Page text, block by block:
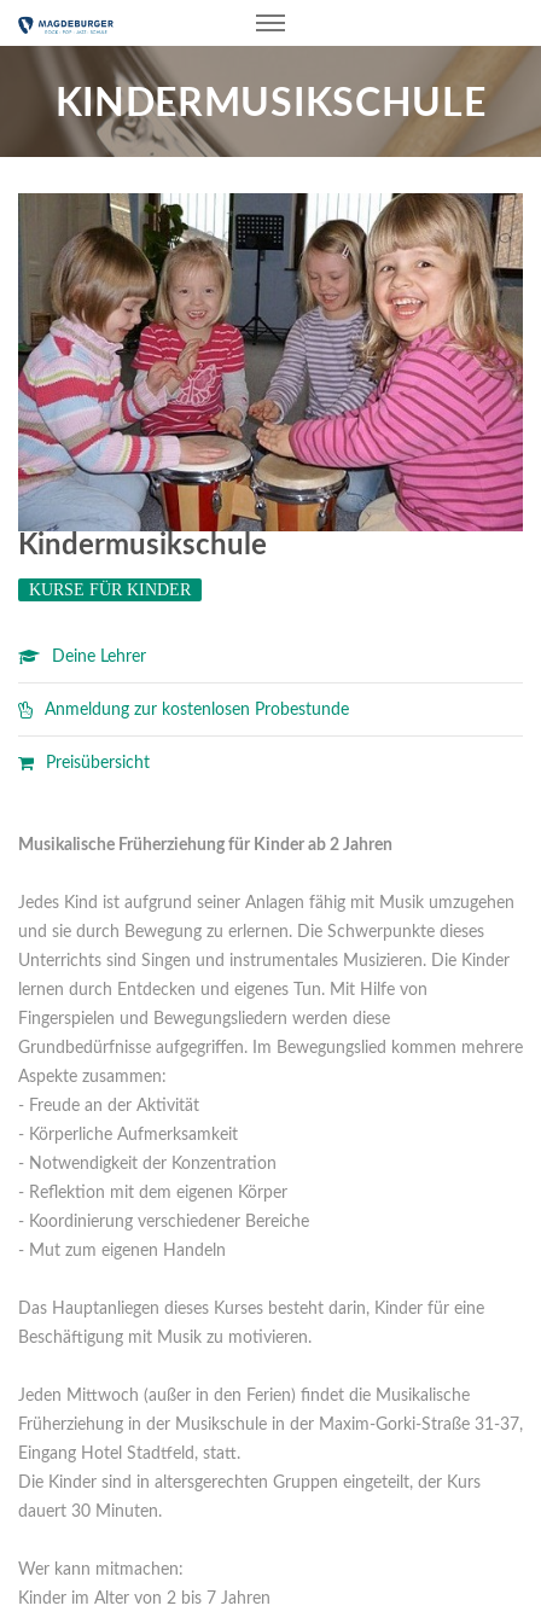
KINDERMUSIKSCHULE
Kindermusikschule
KURSE FÜR KINDER
Deine Lehrer
Anmeldung zur kostenlosen Probestunde
Preisübersicht
Musikalische Früherziehung für Kinder ab 2 Jahren
Jedes Kind ist aufgrund seiner Anlagen fähig mit Musik umzugehen
und sie durch Bewegung zu erlernen. Die Schwerpunkte dieses
Unterrichts sind Singen und instrumentales Musizieren. Die Kinder
lernen durch Entdecken und eigenes Tun. Mit Hilfe von
Fingerspielen und Bewegungsliedern werden diese
Grundbedürfnisse aufgegriffen. Im Bewegungslied kommen mehrere
Aspekte zusammen:
- Freude an der Aktivität
- Körperliche Aufmerksamkeit
- Notwendigkeit der Konzentration
- Reflektion mit dem eigenen Körper
- Koordinierung verschiedener Bereiche
- Mut zum eigenen Handeln
Das Hauptanliegen dieses Kurses besteht darin, Kinder für eine
Beschäftigung mit Musik zu motivieren.
Jeden Mittwoch (außer in den Ferien) findet die Musikalische
Früherziehung in der Musikschule in der Maxim-Gorki-Straße 31-37,
Eingang Hotel Stadtfeld, statt.
Die Kinder sind in altersgerechten Gruppen eingeteilt, der Kurs
dauert 30 Minuten.
Wer kann mitmachen:
Kinder im Alter von 2 bis 7 Jahren